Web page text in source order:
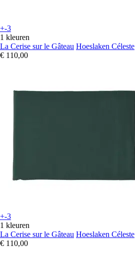
+-3
1 kleuren
La Cerise sur le Gâteau Hoeslaken Céleste
€ 110,00
+-3
1 kleuren
La Cerise sur le Gâteau Hoeslaken Céleste
€ 110,00